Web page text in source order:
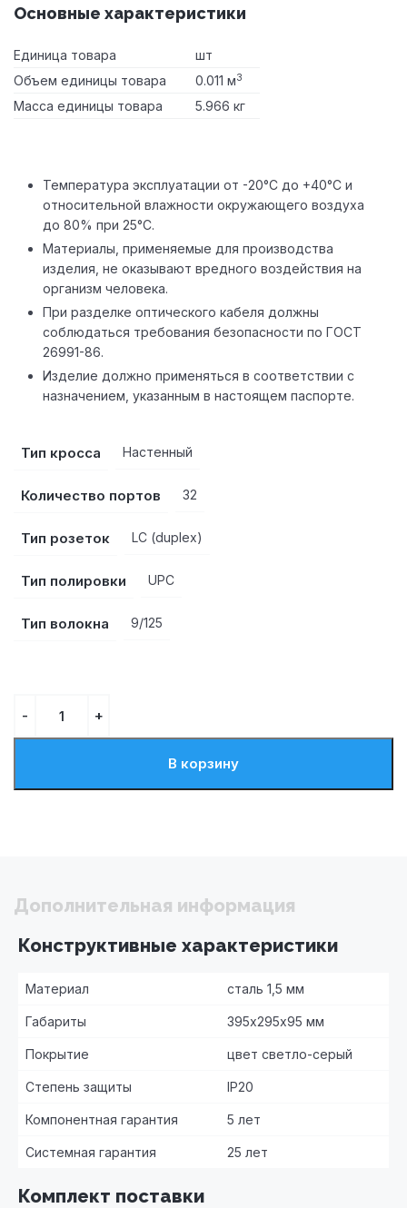
Основные характеристики
Единица товара
шт
Объем единицы товара
0.011 м3
Масса единицы товара 5.966 кг
Температура эксплуатации от -20°С до +40°С и
относительной влажности окружающего воздуха
до 80% при 25°С.
Материалы, применяемые для производства
изделия, не оказывают вредного воздействия на
организм человека.
При разделке оптического кабеля должны
соблюдаться требования безопасности по ГОСТ
26991-86.
Изделие должно применяться в соответствии с
назначением, указанным в настоящем паспорте.
Тип кросса Настенный
Количество портов 32
Тип розеток LC (duplex)
Тип полировки UPC
Тип волокна 9/125
В корзину
Дополнительная информация
Конструктивные характеристики
Материал сталь 1,5 мм
Габариты 395х295х95 мм
Покрытие цвет светло-серый
Степень защиты IP20
Компонентная гарантия 5 лет
Системная гарантия 25 лет
Комплект поставки